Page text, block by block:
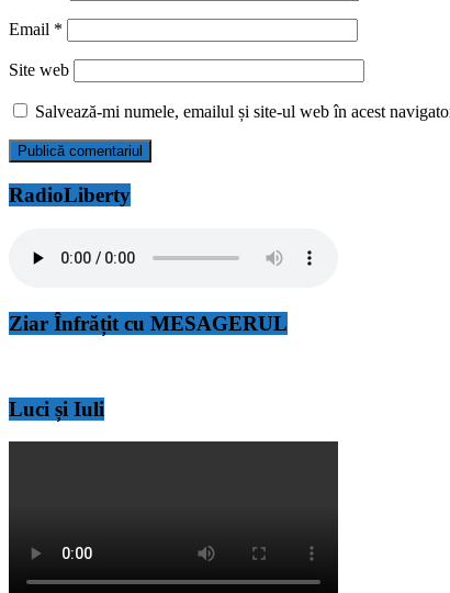
Email *
Site web
Salvează-mi numele, emailul și site-ul web în acest
RadioLiberty
Ziar Înfrățit cu MESAGERUL
Luci și Iuli